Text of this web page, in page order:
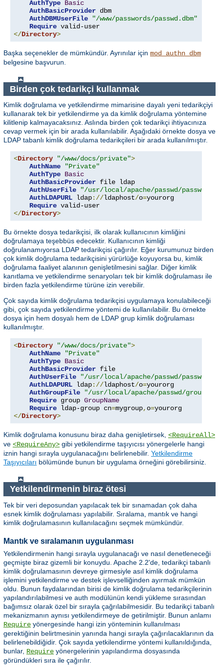
AuthType Basic
AuthBasicProvider dbm
AuthDBMUserFile
"/www/passwords/passwd.dbm"
Require
</Directory>
Başka seçenekler de mümkündür. Ayrınılar için mod_authn_dbm
belgesine başvurun.
Birden çok tedarikçi kullanmak
Kimlik doğrulama ve yetkilendirme mimarisine dayalı yeni tedarikçiyi
kullanarak tek bir yetkilendirme ya da kimlik doğrulama yöntemine
kilitlenip kalmayacaksınız. Aslında birden çok tedarikçi ihtiyacınıza
cevap vermek için bir arada kullanılabilir. Aşağıdaki örnekte dosya ve
LDAP tabanlı kimlik doğrulama tedarikçileri bir arada kullanılmıştır.
<Directory "/www/docs/private">
AuthName
"Private"
AuthType Basic
AuthBasicProvider file ldap
AuthUserFile
"/usr/local/apache/passwd/
AuthLDAPURL ldap://ldaphost/o=yourorg
Require
</Directory>
Bu örnekte dosya tedarikçisi, ilk olarak kullanıcının kimliğini
doğrulamaya teşebbüs edecektir. Kullanıcının kimliği
doğrulanamıyorsa LDAP tedarikçisi çağırılır. Eğer kurumunuz birden
çok kimlik doğrulama tedarikçisini yürürlüğe koyuyorsa bu, kimlik
doğrulama faaliyet alanının genişletilmesini sağlar. Diğer kimlik
kanıtlama ve yetkilendirme senaryoları tek bir kimlik doğrulaması ile
birden fazla yetkilendirme türüne izin verebilir.
Çok sayıda kimlik doğrulama tedarikçisi uygulamaya konulabileceği
gibi, çok sayıda yetkilendirme yöntemi de kullanılabilir. Bu örnekte
dosya için hem dosyalı hem de LDAP grup kimlik doğrulaması
kullanılmıştır.
<Directory "/www/docs/private">
AuthName
"Private"
AuthType Basic
AuthBasicProvider file
AuthUserFile
"/usr/local/apache/passwd/
AuthLDAPURL ldap://ldaphost/o=yourorg
AuthGroupFile
"/usr/local/apache/passwd/groups"
Require group GroupName
Require ldap-group cn=mygroup, o=
</Directory>
Kimlik doğrulama konusunu biraz daha genişletirsek, <RequireAll>
ve <RequireAny> gibi yetkilendirme taşıyıcısı yönergelerle hangi
iznin hangi sırayla uygulanacağını belirlenebilir. Yetkilendirme
Taşıyıcıları bölümünde bunun bir uygulama örneğini görebilirsiniz.
Yetkilendirmenin biraz ötesi
Tek bir veri deposundan yapılacak tek bir sınamadan çok daha
esnek kimlik doğrulaması yapılabilir. Sıralama, mantık ve hangi
kimlik doğrulamasının kullanılacağını seçmek mümkündür.
Mantık ve sıralamanın uygulanması
Yetkilendirmenin hangi sırayla uygulanacağı ve nasıl denetleneceği
geçmişte biraz gizemli bir konuydu. Apache 2.2'de, tedarikçi tabanlı
kimlik doğrulamasının devreye girmesiyle asıl kimlik doğrulama
işlemini yetkilendirme ve destek işlevselliğinden ayırmak mümkün
oldu. Bunun faydalarından birisi de kimlik doğrulama tedarikçilerinin
yapılandırılabilmesi ve auth modülünün kendi yükleme sırasından
bağımsız olarak özel bir sırayla çağrılabilmesidir. Bu tedarikçi tabanlı
mekanizmanın aynısı yetkilendirmeye de getirilmiştir. Bunun anlamı
Require yönergesinde hangi izin yönteminin kullanılması
gerektiğinin belirtmesinin yanında hangi sırayla çağırılacaklarının da
belirlenebildiğidir. Çok sayıda yetkilendirme yöntemi kullanıldığında,
bunlar, Require yönergelerinin yapılandırma dosyasında
göründükleri sıra ile çağırılır.